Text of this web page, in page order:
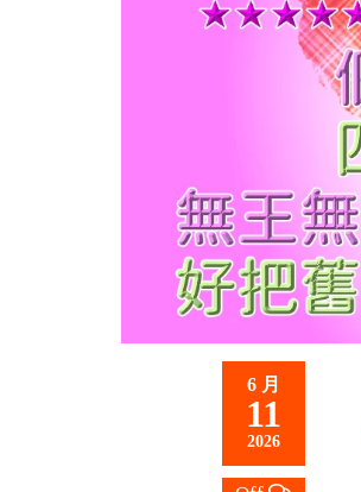
6 月
11
2026